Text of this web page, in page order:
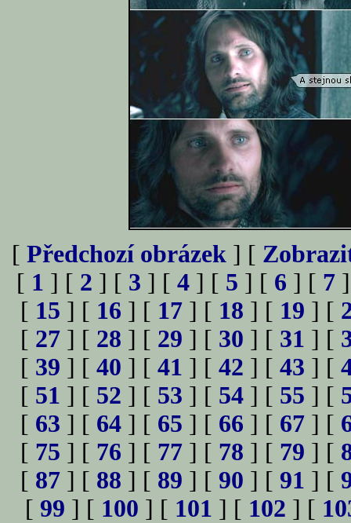
[ Předchozí obrázek ] [
[ 1 ] [ 2 ] [ 3 ] [ 4 ] [ 5 ] [ 6 ] [ 7
[ 15 ] [ 16 ] [ 17 ] [ 18 ] [ 19 ] [
[ 27 ] [ 28 ] [ 29 ] [ 30 ] [ 31 ] [
[ 39 ] [ 40 ] [ 41 ] [ 42 ] [ 43 ] [
[ 51 ] [ 52 ] [ 53 ] [ 54 ] [ 55 ] [
[ 63 ] [ 64 ] [ 65 ] [ 66 ] [ 67 ] [
[ 75 ] [ 76 ] [ 77 ] [ 78 ] [ 79 ] [
[ 87 ] [ 88 ] [ 89 ] [ 90 ] [ 91 ] [
[ 99 ] [ 100 ] [ 101 ] [ 102 ] [